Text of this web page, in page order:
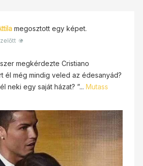
megosztott egy képet.
megkérdezte Cristiano
él még mindig veled az édesanyád?
neki egy saját házat? ”... Mutass